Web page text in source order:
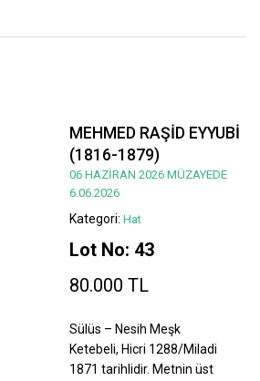
MEHMED RAŞİD EYYUBİ
(1816-1879)
06 HAZİRAN 2026 MÜZAYEDE
6.06.2026
Kategori: Hat
Lot No: 43
80.000 TL
Sülüs – Nesih Meşk
Ketebeli, Hicri 1288/Miladi
1871 tarihlidir. Metnin üst